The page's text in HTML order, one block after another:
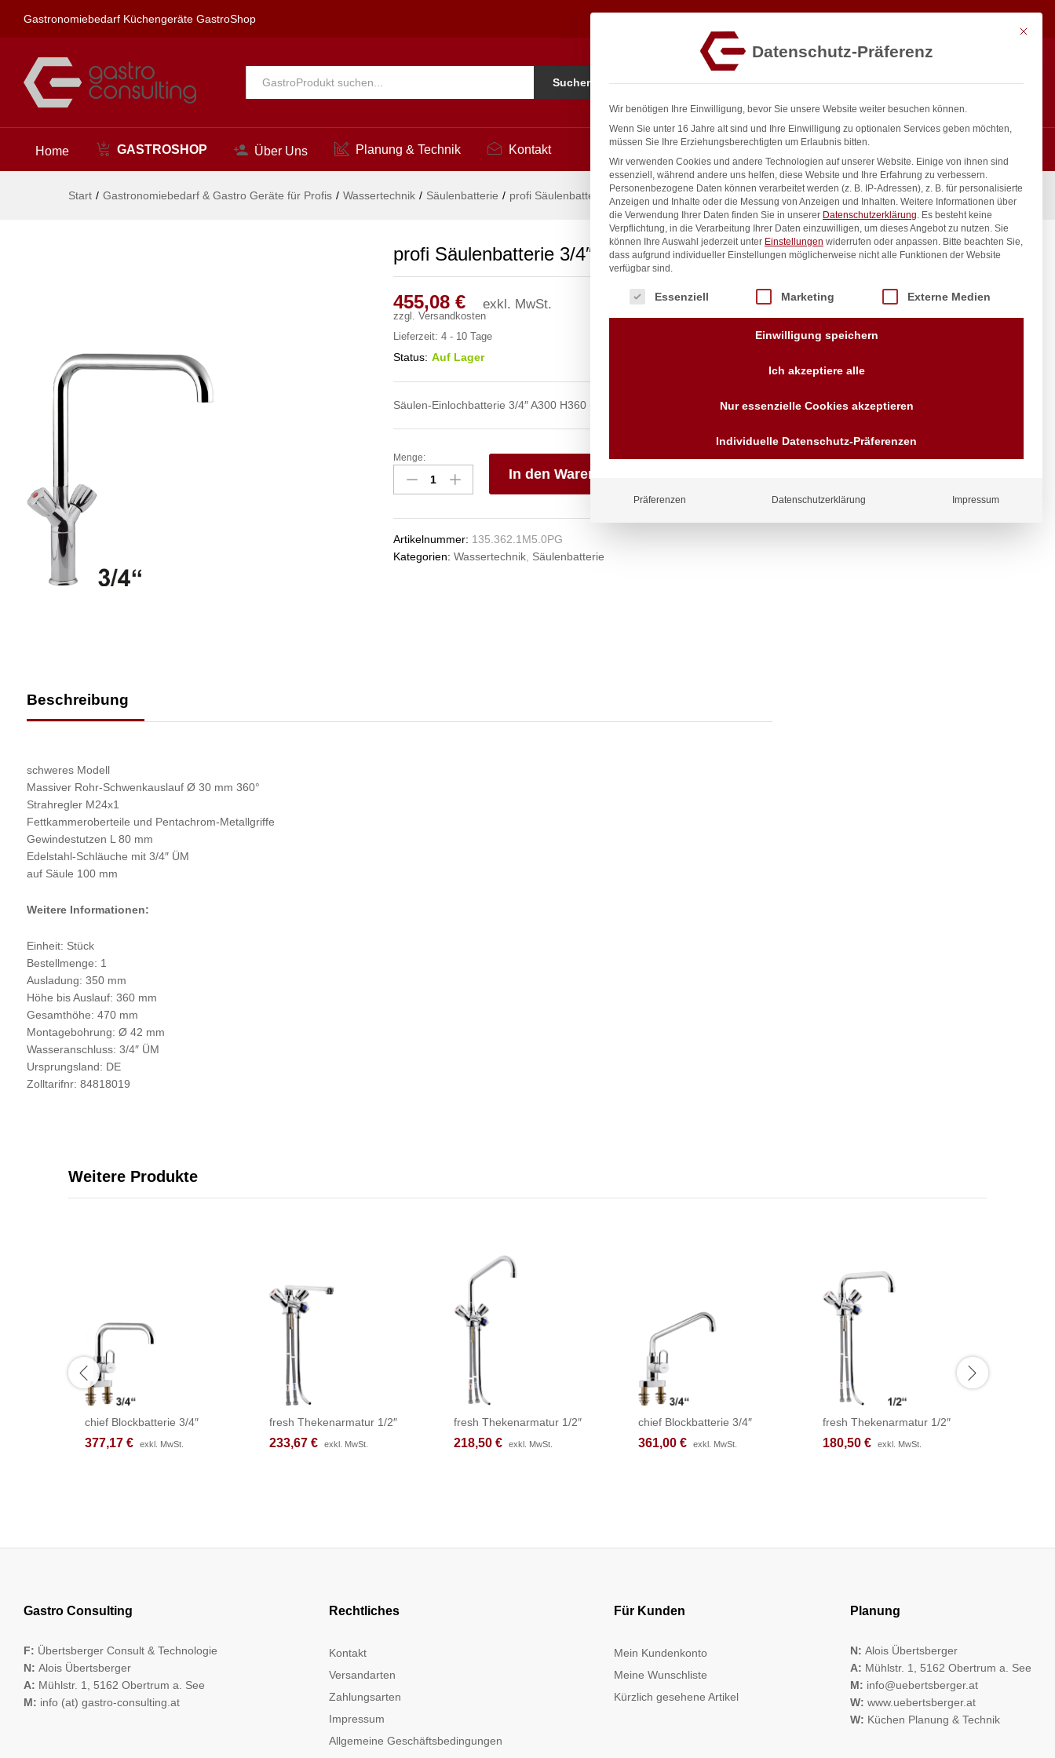
Gastronomiebedarf Küchengeräte GastroShop
Alle Suchen
Home GASTROSHOP Über Uns Planung & Technik Kontakt
Start / Gastronomiebedarf & Gastro Geräte für Profis / Wassertechnik / Säulenbatterie / profi Säulenbatterie 3/4″
profi Säulenbatterie 3/4″
455,08 € exkl. MwSt.
zzgl. Versandkosten
Lieferzeit: 4 - 10 Tage
Status: Auf Lager
Säulen-Einlochbatterie 3/4″ A300 H360 (auf Säule L100)
profi
Säulenbatterie
3/4"
Menge:
In den Warenkorb
Artikelnummer: 135.362.1M5.0PG
Kategorien: Wassertechnik, Säulenbatterie
Beschreibung
schweres Modell
Massiver Rohr-Schwenkauslauf Ø 30 mm 360°
Strahregler M24x1
Fettkammeroberteile und Pentachrom-Metallgriffe
Gewindestutzen L 80 mm
Edelstahl-Schläuche mit 3/4″ ÜM
auf Säule 100 mm
Weitere Informationen:
Einheit: Stück
Bestellmenge: 1
Ausladung: 350 mm
Höhe bis Auslauf: 360 mm
Gesamthöhe: 470 mm
Montagebohrung: Ø 42 mm
Wasseranschluss: 3/4″ ÜM
Ursprungsland: DE
Zolltarifnr: 84818019
inkl. / exkl. MwSt.
Anfragen
Wir sind seit über 40 Jahren
für Sie da
Vorrauskasse Paypal,
Kreditkarte, Direkt
Weitere Produkte
chief Blockbatterie 3/4″
377,17 € exkl. MwSt.
377,17 € exkl. MwSt.
fresh Thekenarmatur 1/2″
233,67 € exkl. MwSt.
233,67 € exkl. MwSt.
fresh Thekenarmatur 1/2″
218,50 € exkl. MwSt.
218,50 € exkl. MwSt.
chief Blockbatterie 3/4″
361,00 € exkl. MwSt.
361,00 € exkl. MwSt.
fresh Thekenarmatur 1/2″
180,50 € exkl. MwSt.
180,50 € exkl. MwSt.
Gastro Consulting
F: Übertsberger Consult & Technologie
N: Alois Übertsberger
A: Mühlstr. 1, 5162 Obertrum a. See
M: info (at) gastro-consulting.at
Rechtliches
Kontakt
Versandarten
Zahlungsarten
Impressum
Allgemeine Geschäftsbedingungen
Für Kunden
Mein Kundenkonto
Meine Wunschliste
Kürzlich gesehene Artikel
Planung
N: Alois Übertsberger
A: Mühlstr. 1, 5162 Obertrum a. See
M: info@uebertsberger.at
W: www.uebertsberger.at
W: Küchen Planung & Technik
Beschreibung
455,08€ exkl. MwSt. In den Warenkorb
Mit
Datenschutz-Präferenz
Wir benötigen Ihre Einwilligung, bevor Sie unsere Website weiter besuchen können.
Wenn Sie unter 16 Jahre alt sind und Ihre Einwilligung zu optionalen Services geben möchten,
müssen Sie Ihre Erziehungsberechtigten um Erlaubnis bitten.
Wir verwenden Cookies und andere Technologien auf unserer Website. Einige von ihnen sind
essenziell, während andere uns helfen, diese Website und Ihre Erfahrung zu verbessern.
Personenbezogene Daten können verarbeitet werden (z. B. IP-Adressen), z. B. für personalisierte
Anzeigen und Inhalte oder die Messung von Anzeigen und Inhalten. Weitere Informationen über
die Verwendung Ihrer Daten finden Sie in unserer Datenschutzerklärung. Es besteht keine
Verpflichtung, in die Verarbeitung Ihrer Daten einzuwilligen, um dieses Angebot zu nutzen. Sie
können Ihre Auswahl jederzeit unter Einstellungen widerrufen oder anpassen. Bitte beachten Sie,
dass aufgrund individueller Einstellungen möglicherweise nicht alle Funktionen der Website
verfügbar sind.
Es folgt eine Liste der Service-Gruppen, für die eine Einwilligung erteilt werden kann.
Essenziell Marketing Externe Medien
Einwilligung speichern
Ich akzeptiere alle
Nur essenzielle Cookies akzeptieren
Individuelle Datenschutz-Präferenzen
Präferenzen Datenschutzerklärung Impressum